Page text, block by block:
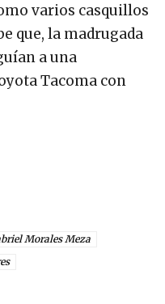
varios casquillos
que, la madrugada
a una
Tacoma con
Morales Meza